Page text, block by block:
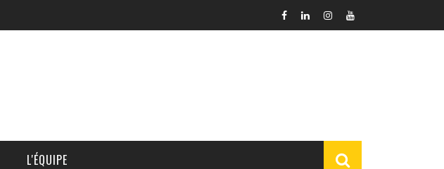
L'ÉQUIPE